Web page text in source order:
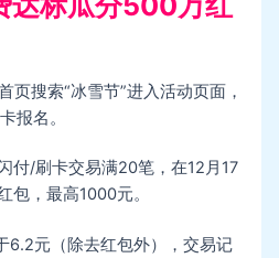
页搜索“冰雪节”进入活动页面，
报名。
付/刷卡交易满20笔，在12月17
包，最高1000元。
6.2元（除去红包外），交易记